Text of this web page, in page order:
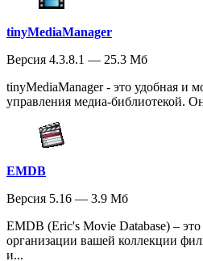
tinyMediaManager
Версия 4.3.8.1 — 25.3 Мб
tinyMediaManager - это удобная и
управления медиа-библиотекой.
EMDB
Версия 5.16 — 3.9 Мб
EMDB (Eric's Movie Database) –
организации вашей коллекции
и...